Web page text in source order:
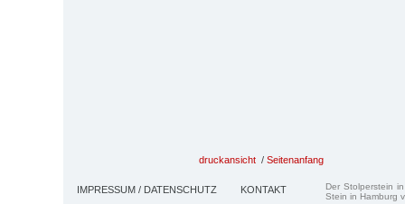
druckansicht / Seitenanfang
IMPRESSUM / DATENSCHUTZ KONTAKT
Der Stolperstein
Stein in Hamburg